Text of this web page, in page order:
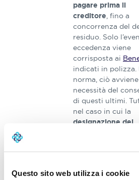
Questo sito web utilizza i cookie
pagare prima il
creditore, fino a
concorrenza del
residuo. Solo
eccedenza viene
corrisposta ai
indicati in polizza.
norma, ciò
necessità del
di questi ultimi.
nel caso in cui la
designazione dei
sia
consenso è
costituzione del